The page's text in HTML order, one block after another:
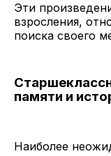
Эти
взросления,
поиска своего
памяти и
Наиболее